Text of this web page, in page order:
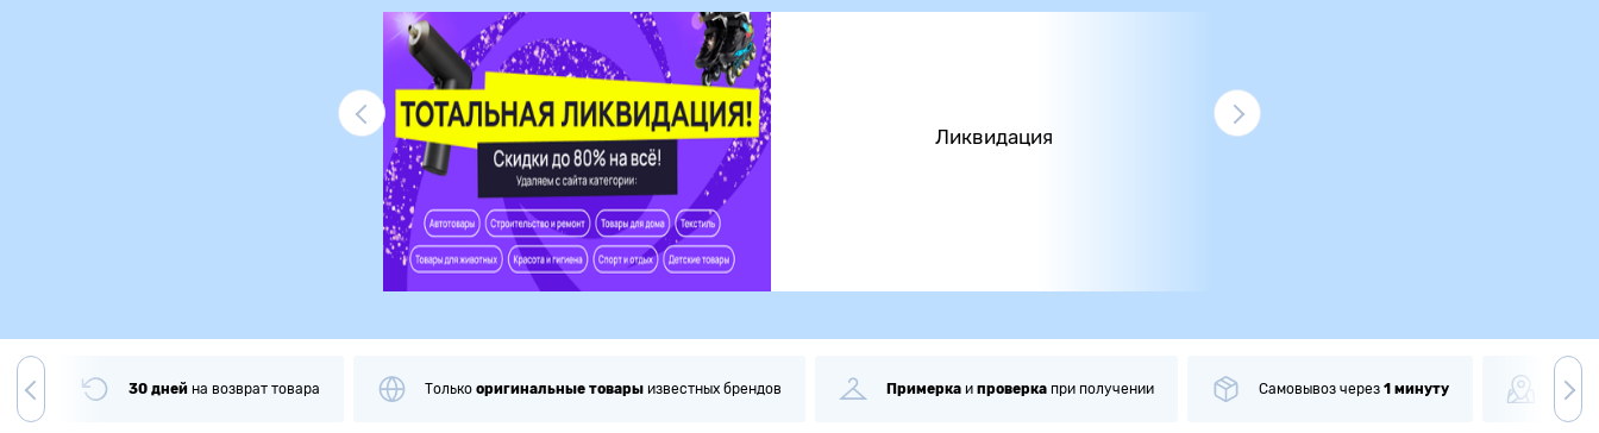
Ликвидация
30 дней на возврат товара Только оригинальные товары известных брендов Примерка и проверка при получении Самовывоз через 1 минуту Более